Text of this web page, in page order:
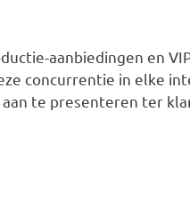
aanbiedingen en
concurrentie in elke
te presenteren ter